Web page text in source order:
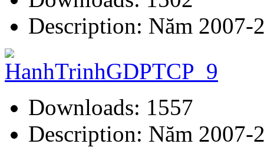
Description: Năm 2007-
Downloads: 1557
Description: Năm 2007-